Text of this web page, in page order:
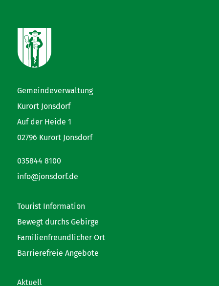
Gemeindeverwaltung
Kurort Jonsdorf
Auf der Heide 1
02796 Kurort Jonsdorf
035844 8100
info@jonsdorf.de
Tourist Information
Bewegt durchs Gebirge
Familienfreundlicher Ort
Barrierefreie Angebote
Aktuell